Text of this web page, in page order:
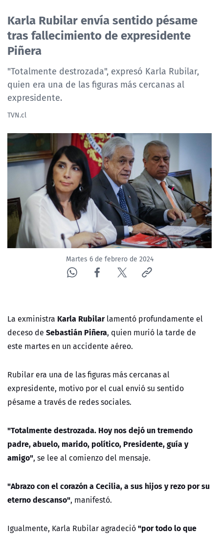
Karla Rubilar envía sentido pésame
tras fallecimiento de expresidente
Piñera
"Totalmente destrozada", expresó Karla Rubilar,
quien era una de las figuras más cercanas al
expresidente.
TVN.cl
Martes 6 de febrero de 2024
La exministra Karla Rubilarlamentó profundamente el
deceso de Sebastián Piñera, quien murió la tarde de
este martes en un accidente aéreo.
Rubilar era una de las figuras más cercanas al
expresidente, motivo por el cual envió su sentido
pésame a través de redes sociales.
"Totalmente destrozada. Hoy nos dejó un tremendo
padre, abuelo, marido, político, Presidente, guía y
amigo", se lee al comienzo del mensaje.
"Abrazo con el corazón a Cecilia, a sus hijos y rezo por su
eterno descanso", manifestó.
Igualmente, Karla Rubilar agradeció"por todo lo que